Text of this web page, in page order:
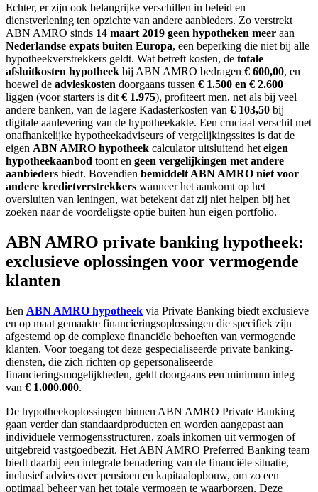
Echter, er zijn ook belangrijke verschillen in beleid en
dienstverlening ten opzichte van andere aanbieders. Zo verstrekt
ABN AMRO sinds 14 maart 2019 geen hypotheken meer aan
Nederlandse expats buiten Europa, een beperking die niet bij alle
hypotheekverstrekkers geldt. Wat betreft kosten, de totale
afsluitkosten hypotheek bij ABN AMRO bedragen € 600,00, en
hoewel de advieskosten doorgaans tussen € 1.500 en € 2.600
liggen (voor starters is dit € 1.975), profiteert men, net als bij veel
andere banken, van de lagere Kadasterkosten van € 103,50 bij
digitale aanlevering van de hypotheekakte. Een cruciaal verschil met
onafhankelijke hypotheekadviseurs of vergelijkingssites is dat de
eigen ABN AMRO hypotheek calculator uitsluitend het eigen
hypotheekaanbod toont en geen vergelijkingen met andere
aanbieders biedt. Bovendien bemiddelt ABN AMRO niet voor
andere kredietverstrekkers wanneer het aankomt op het
oversluiten van leningen, wat betekent dat zij niet helpen bij het
zoeken naar de voordeligste optie buiten hun eigen portfolio.
ABN AMRO private banking hypotheek:
exclusieve oplossingen voor vermogende
klanten
Een ABN AMRO hypotheek via Private Banking biedt exclusieve
en op maat gemaakte financieringsoplossingen die specifiek zijn
afgestemd op de complexe financiële behoeften van vermogende
klanten. Voor toegang tot deze gespecialiseerde private banking-
diensten, die zich richten op gepersonaliseerde
financieringsmogelijkheden, geldt doorgaans een minimum inleg
van € 1.000.000.
De hypotheekoplossingen binnen ABN AMRO Private Banking
gaan verder dan standaardproducten en worden aangepast aan
individuele vermogensstructuren, zoals inkomen uit vermogen of
uitgebreid vastgoedbezit. Het ABN AMRO Preferred Banking team
biedt daarbij een integrale benadering van de financiële situatie,
inclusief advies over pensioen en kapitaalopbouw, om zo een
optimaal beheer van het totale vermogen te waarborgen. Deze